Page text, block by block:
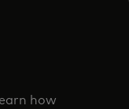
how